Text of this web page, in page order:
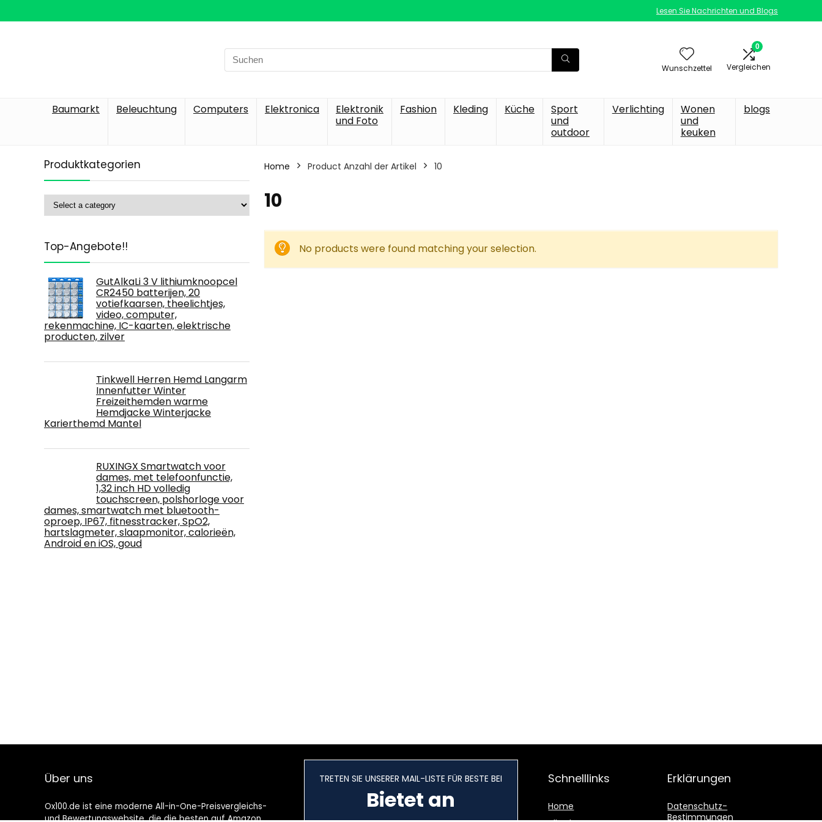
Lesen Sie Nachrichten und Blogs
Search
for:
Wunschzettel
0
Vergleichen
Baumarkt Beleuchtung Computers Elektronica
Elektronik
und Foto
Fashion Kleding Küche
Sport
und
outdoor
Verlichting
Wonen
und
keuken
blogs
Produktkategorien
Top-Angebote!!
GutAlkaLi 3 V lithiumknoopcel
CR2450 batterijen, 20
votiefkaarsen, theelichtjes,
video, computer,
rekenmachine, IC-kaarten, elektrische
producten, zilver
Tinkwell Herren Hemd Langarm
Innenfutter Winter
Freizeithemden warme
Hemdjacke Winterjacke
Karierthemd Mantel
RUXINGX Smartwatch voor
dames, met telefoonfunctie,
1,32 inch HD volledig
touchscreen, polshorloge voor
dames, smartwatch met bluetooth-
oproep, IP67, fitnesstracker, SpO2,
hartslagmeter, slaapmonitor, calorieën,
Android en iOS, goud
Home Product Anzahl der Artikel ‎10
‎10
No products were found matching your selection.
Über uns
Ox100.de ist eine moderne All-in-One-Preisvergleichs-
und Bewertungswebsite, die die besten auf Amazon
TRETEN SIE UNSERER MAIL-LISTE FÜR BESTE BEI
Bietet an
Schnelllinks
Home
Erklärungen
Datenschutz-
Bestimmungen